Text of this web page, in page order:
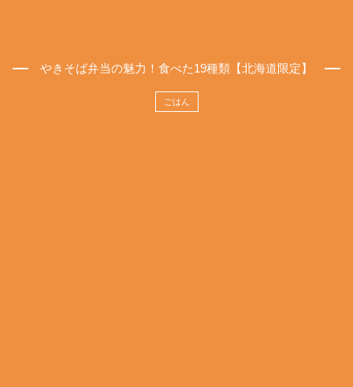
やきそば弁当の魅力！食べた19種類【北海道限定】
ごはん